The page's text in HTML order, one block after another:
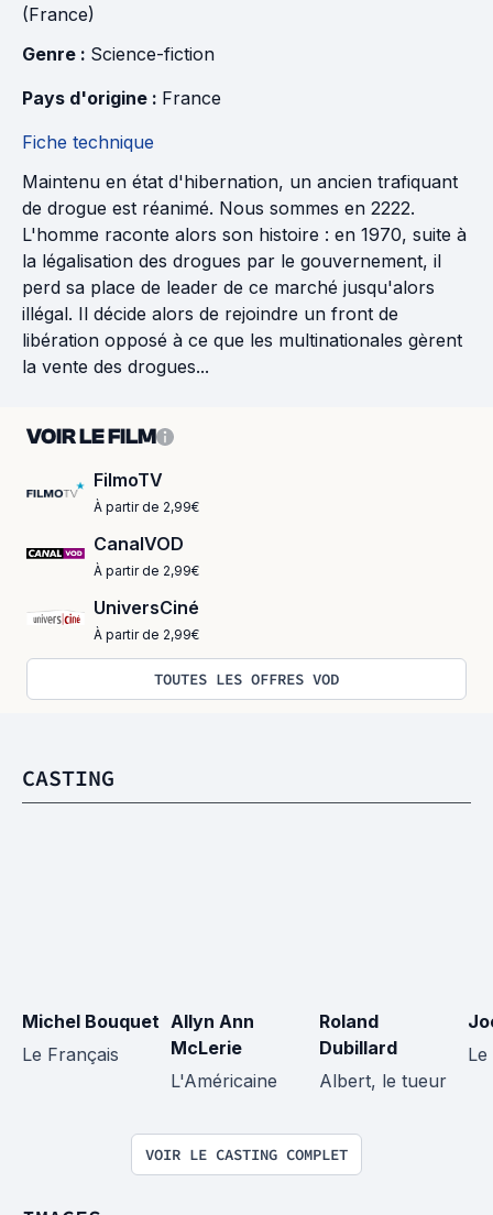
(France)
Genre : Science-fiction
Pays d'origine : France
Fiche technique
Maintenu en état d'hibernation, un ancien trafiquant
de drogue est réanimé. Nous sommes en 2222.
L'homme raconte alors son histoire : en 1970, suite à
la légalisation des drogues par le gouvernement, il
perd sa place de leader de ce marché jusqu'alors
illégal. Il décide alors de rejoindre un front de
libération opposé à ce que les multinationales gèrent
la vente des drogues...
VOIR LE FILM
FilmoTV
À partir de 2,99€
CanalVOD
À partir de 2,99€
UniversCiné
À partir de 2,99€
TOUTES LES OFFRES VOD
CASTING
Michel Bouquet
Le Français
Allyn Ann
McLerie
L'Américaine
Roland
Dubillard
Albert, le tueur
Le
VOIR LE CASTING COMPLET